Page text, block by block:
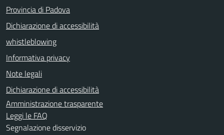
Provincia di Padova
Dichiarazione di accessibilità
whistleblowing
Informativa privacy
Note legali
Dichiarazione di accessibilità
Amministrazione trasparente
Leggi le FAQ
Segnalazione disservizio